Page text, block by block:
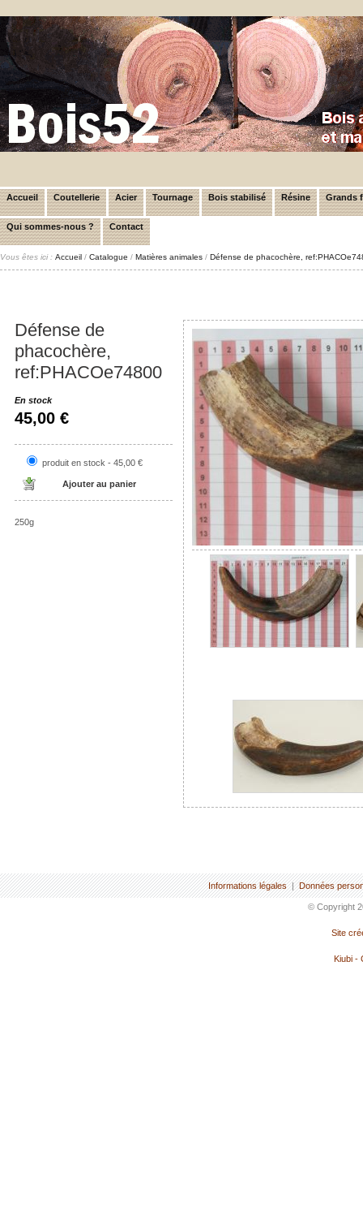
Accueil Coutellerie Acier Tournage Bois stabilisé Résine Grands
Qui sommes-nous ? Contact
Vous êtes ici : Accueil / Catalogue / Matières animales / Défense de phacochère,
Défense de
phacochère,
ref:PHACOe74800
En stock
45,00 €
produit en stock - 45,00 €
250g
Informations légales | Données
© Copyright
Site
Kiubi -